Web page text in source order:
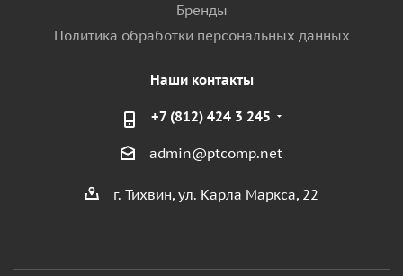
Бренды
Политика обработки персональных данных
Наши контакты
+7 (812) 424 3 245
admin@ptcomp.net
г. Тихвин, ул. Карла Маркса, 22